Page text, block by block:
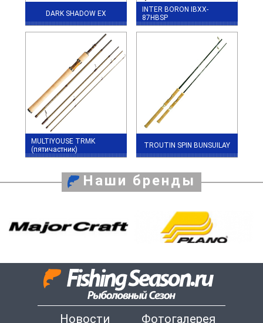
DARK SHADOW EX
INTER BORON IBXX-
87HBSP
MULTIYOUSE TRMK
(пятичастник)
TROUTIN SPIN BUNSUILAY
Наши бренды
Новости Фотогалерея